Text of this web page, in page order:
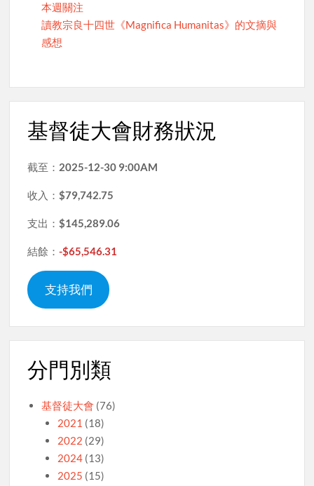
本週關注
讀教宗良十四世《Magnifica Humanitas》的文摘與
感想
基督徒大會財務狀況
截至： 2025-12-30 9:00AM
收入：$79,742.75
支出：$145,289.06
結餘：-$65,546.31
支持我們
分門別類
基督徒大會 (76)
2021 (18)
2022 (29)
2024(13)
2025 (15)